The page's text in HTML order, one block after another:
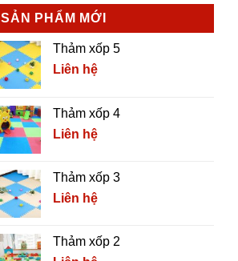
SẢN PHẨM MỚI
Thảm xốp 5
Liên hệ
Thảm xốp 4
Liên hệ
Thảm xốp 3
Liên hệ
Thảm xốp 2